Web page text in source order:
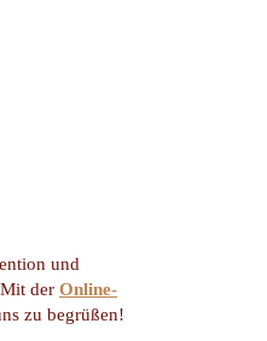
und
der Online-
zu begrüßen!